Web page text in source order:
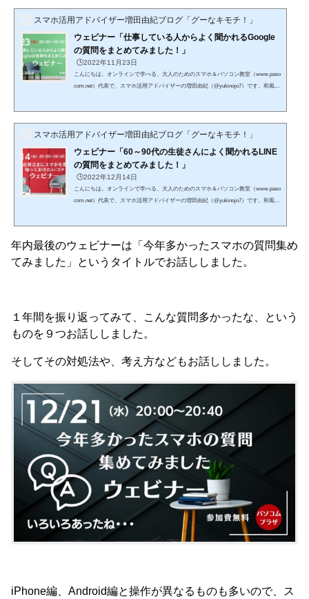
は、日々感じるスマホの活用法や私なりの工夫、IT技術の話などをメインに、なる
スマホ活用アドバイザー増田由紀ブログ「グーなキモチ！」
ウェビナー「仕事している人からよく聞かれるGoogle
の質問をまとめてみました！」
🕒️2022年11月23日
こんにちは。オンラインで学べる、大人のためのスマホ＆パソコン教室（www.paso
com.net）代表で、スマホ活用アドバイザーの増田由紀（@yukinojo7）です。和風な
は、日々感じるスマホの活用法や私なりの工夫、IT技術の話などをメインに、なる
スマホ活用アドバイザー増田由紀ブログ「グーなキモチ！」
ウェビナー「60～90代の生徒さんによく聞かれるLINE
の質問をまとめてみました！」
🕒️2022年12月14日
こんにちは。オンラインで学べる、大人のためのスマホ＆パソコン教室（www.paso
com.net）代表で、スマホ活用アドバイザーの増田由紀（@yukinojo7）です。和風な
は、日々感じるスマホの活用法や私なりの工夫、IT技術の話などをメインに、なる
べくわかりやすくお伝えしようと思っています。 １１月...
年内最後のウェビナーは「今年多かったスマホの質問集め
てみました」というタイトルでお話ししました。
１年間を振り返ってみて、こんな質問多かったな、という
ものを９つお話ししました。
そしてその対処法や、考え方などもお話ししました。
iPhone編、Android編と操作が異なるものも多いので、ス